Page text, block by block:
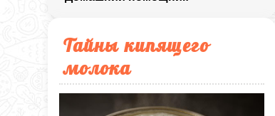
Тайны кипящего
молока